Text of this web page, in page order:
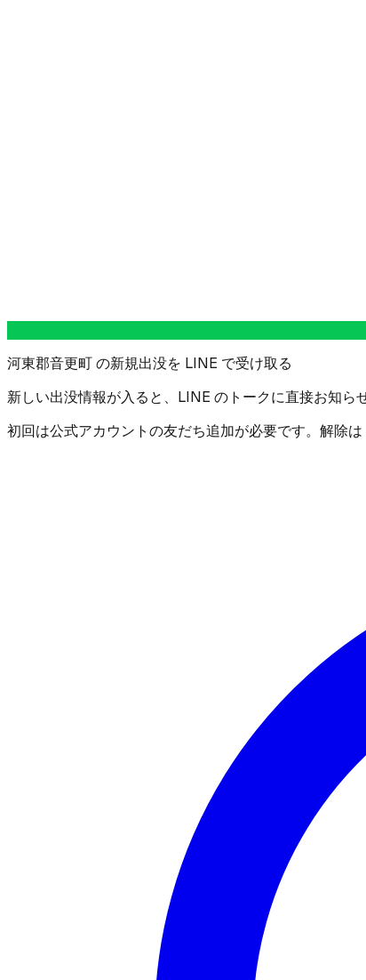
河東郡音更町 の新規出没を LINE で受け取る
新しい出没情報が入ると、LINE のトークに直接お知ら
初回は公式アカウントの友だち追加が必要です。解除